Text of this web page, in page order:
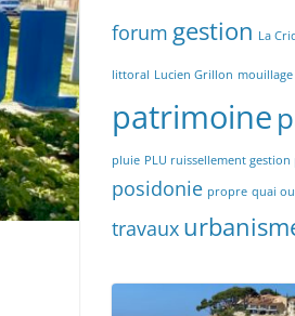
forum gestion La
littoral Lucien Grillon mouillage
patrimoine
pluie PLU ruissellement
posidonie propre quai
travaux